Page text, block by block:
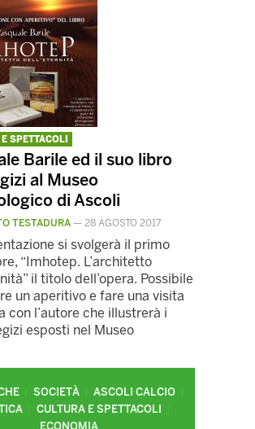
SPETTACOLI
Barile ed il suo libro
al Museo
di Ascoli
TESTADURA — 28 AGOSTO 2017
si svolgerà il primo
“Imhotep. L’architetto
il titolo dell’opera. Possibile
un aperitivo e fare una visita
con l’autore che illustrerà i
esposti nel Museo
SOCIETÀ
ASCOLI CALCIO
CULTURA E SPETTACOLI
ECONOMIA